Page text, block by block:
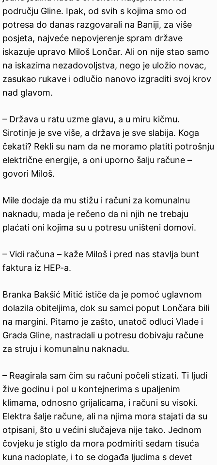
području Gline. Ipak, od svih s kojima smo od
potresa do danas razgovarali na Baniji, za više
posjeta, najveće nepovjerenje spram države
iskazuje upravo Miloš Lončar. Ali on nije stao samo
na iskazima nezadovoljstva, nego je uložio novac,
zasukao rukave i odlučio nanovo izgraditi svoj krov
nad glavom.
– Država u ratu uzme glavu, a u miru kičmu.
Sirotinje je sve više, a država je sve slabija. Koga
čekati? Rekli su nam da ne moramo platiti potrošnju
električne energije, a oni uporno šalju račune –
govori Miloš.
Mile dodaje da mu stižu i računi za komunalnu
naknadu, mada je rečeno da ni njih ne trebaju
plaćati oni kojima su u potresu uništeni domovi.
– Vidi računa – kaže Miloš i pred nas stavlja bunt
faktura iz HEP-a.
Branka Bakšić Mitić ističe da je pomoć uglavnom
dolazila obiteljima, dok su samci poput Lončara bili
na margini. Pitamo je zašto, unatoč odluci Vlade i
Grada Gline, nastradali u potresu dobivaju račune
za struju i komunalnu naknadu.
– Reagirala sam čim su računi počeli stizati. Ti ljudi
žive godinu i pol u kontejnerima s upaljenim
klimama, odnosno grijalicama, i računi su visoki.
Elektra šalje račune, ali na njima mora stajati da su
otpisani, što u većini slučajeva nije tako. Jednom
čovjeku je stiglo da mora podmiriti sedam tisuća
kuna nadoplate, i to se događa ljudima s devet